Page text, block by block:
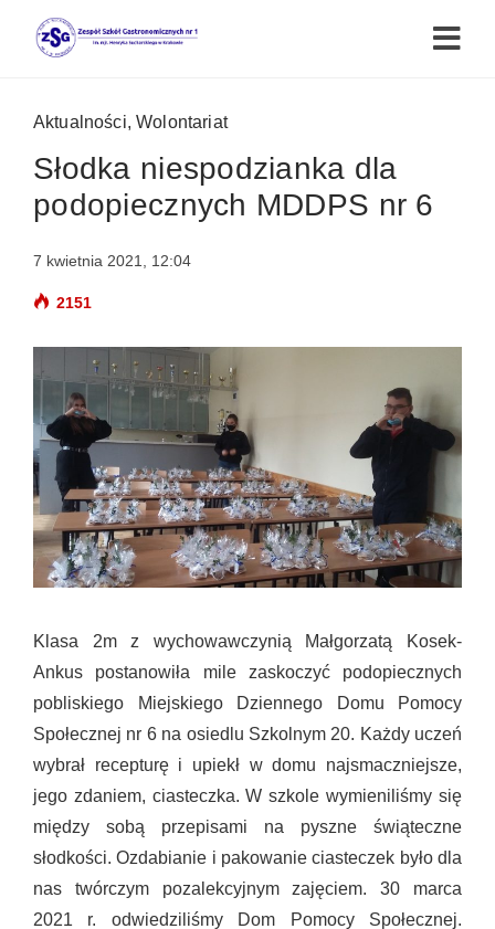
Aktualności,Wolontariat
Słodka niespodzianka dla
podopiecznych MDDPS nr 6
7 kwietnia 2021, 12:04
2151
Klasa 2m z wychowawczynią Małgorzatą Kosek-
Ankus postanowiła mile zaskoczyć podopiecznych
pobliskiego Miejskiego Dziennego Domu Pomocy
Społecznej nr 6 na osiedlu Szkolnym 20. Każdy uczeń
wybrał recepturę i upiekł w domu najsmaczniejsze,
jego zdaniem, ciasteczka. W szkole wymieniliśmy się
między sobą przepisami na pyszne świąteczne
słodkości. Ozdabianie i pakowanie ciasteczek było dla
nas twórczym pozalekcyjnym zajęciem. 30 marca
2021 r. odwiedziliśmy Dom Pomocy Społecznej.